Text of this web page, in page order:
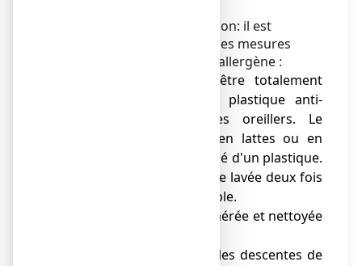
Pour les allergènes de maison: il est
indispensable de prendre des mesures
pour réduire la présence d'allergène :
● Le matelas devra être totalement
entouré d'une housse plastique anti-
acariens ainsi que les oreillers. Le
sommier, sauf s'il est en lattes ou en
métal, devra être entouré d'un plastique.
Toute la literie devra être lavée deux fois
par mois à 60°C si possible.
● La chambre doit être aérée et nettoyée
● Sur le sol, on évitera les descentes de